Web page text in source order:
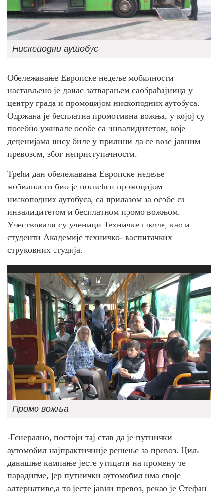
Нископодни аутобус
Обележавање Европске недеље мобилности
настављено је данас затварањем саобраћајница у
центру града и промоцијом нископодних аутобуса.
Одржана је бесплатна промотивна вожња, у којој су
посебно уживале особе са инвалидитетом, које
деценијама нису биле у прилици да се возе јавним
превозом, због неприступачности.
Трећи дан обележавања Европске недеље
мобилности био је посвећен промоцијом
нископодних аутобуса, са прилазом за особе са
инвалидитетом и бесплатном промо вожњом.
Учествовали су ученици Техничке школе, као и
студенти Академије техничко- васпитачких
струковних студија.
Промо вожња
-Генерално, постоји тај став да је путнички
аутомобил најпрактичније решење за превоз. Циљ
данашње кампање јесте утицати на промену те
парадигме, јер путнички аутомобил има своје
алтернативе,а то јесте јавни превоз, рекао је Стефан